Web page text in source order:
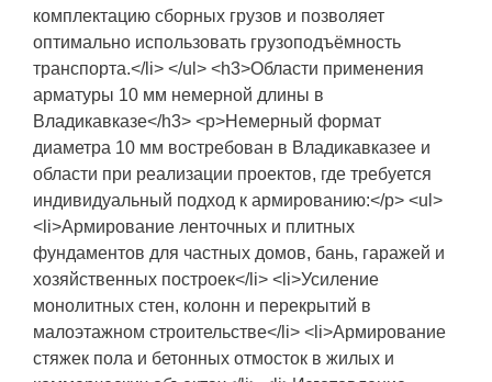
комплектацию сборных грузов и позволяет
оптимально использовать грузоподъёмность
транспорта.</li> </ul> <h3>Области применения
арматуры 10 мм немерной длины в
Владикавказе</h3> <p>Немерный формат
диаметра 10 мм востребован в Владикавказее и
области при реализации проектов, где требуется
индивидуальный подход к армированию:</p> <ul>
<li>Армирование ленточных и плитных
фундаментов для частных домов, бань, гаражей и
хозяйственных построек</li> <li>Усиление
монолитных стен, колонн и перекрытий в
малоэтажном строительстве</li> <li>Армирование
стяжек пола и бетонных отмосток в жилых и